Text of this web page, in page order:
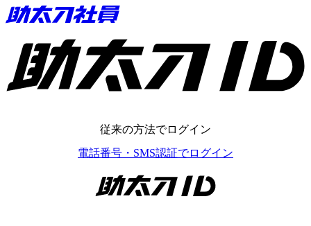
助太刀ID
従来の方法でログイン
電話番号・SMS認証でログイン
助太刀ID